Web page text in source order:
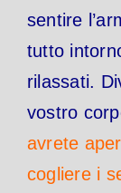
sentire
tutto
rilassati.
vostro
avrete
cogliere i